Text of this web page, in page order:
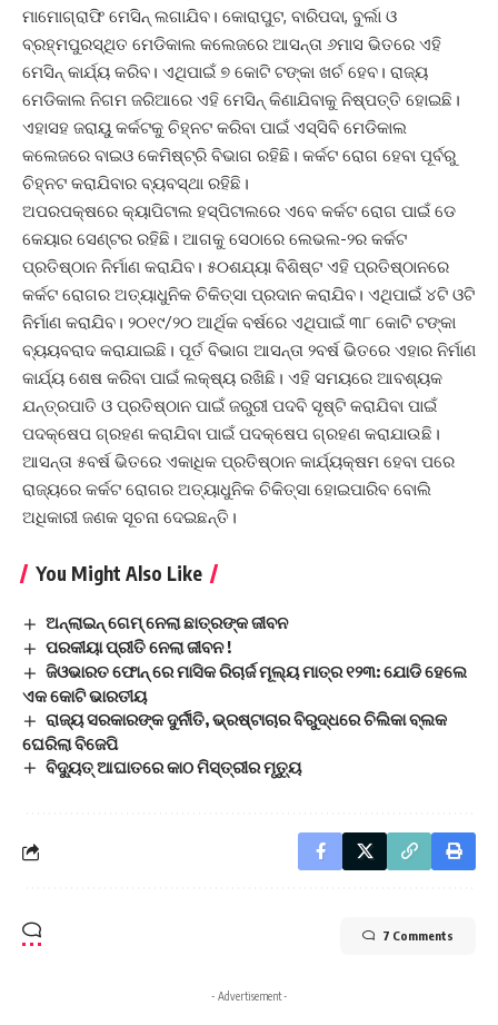
ମାମୋଗ୍ରାଫି ମେସିନ୍‌ ଲଗାଯିବ। କୋରାପୁଟ, ବାରିପଦା, ବୁର୍ଲା ଓ
ବ୍ରହ୍ମପୁରସ୍ଥିତ ମେଡିକାଲ କଲେଜରେ ଆସନ୍ତା ୬ମାସ ଭିତରେ ଏହି
ମେସିନ୍ କାର୍ଯ୍ୟ କରିବ। ଏଥିପାଇଁ ୭ କୋଟି ଟଙ୍କା ଖର୍ଚ ହେବ। ରାଜ୍ୟ
ମେଡିକାଲ ନିଗମ ଜରିଆରେ ଏହି ମେସିନ୍ କିଣାଯିବାକୁ ନିଷ୍ପତ୍ତି ହୋଇଛି।
ଏହାସହ ଜରାୟୁ କର୍କଟକୁ ଚିହ୍ନଟ କରିବା ପାଇଁ ଏସ୍‌ସିବି ମେଡିକାଲ
କଲେଜରେ ବାଇଓ କେମିଷ୍ଟ୍ରି ବିଭାଗ ରହିଛି। କର୍କଟ ରୋଗ ହେବା ପୂର୍ବରୁ
ଚିହ୍ନଟ କରାଯିବାର ବ୍ୟବସ୍ଥା ରହିଛି।
ଅପରପକ୍ଷରେ କ୍ୟାପିଟାଲ ହସ୍ପିଟାଲରେ ଏବେ କର୍କଟ ରୋଗ ପାଇଁ ଡେ
କେୟାର ସେଣ୍ଟର ରହିଛି। ଆଗକୁ ସେଠାରେ ଲେଭଲ-୨ର କର୍କଟ
ପ୍ରତିଷ୍ଠାନ ନିର୍ମାଣ କରାଯିବ। ୫୦ଶଯ୍ୟା ବିଶିଷ୍ଟ ଏହି ପ୍ରତିଷ୍ଠାନରେ
କର୍କଟ ରୋଗର ଅତ୍ୟାଧୁନିକ ଚିକିତ୍ସା ପ୍ରଦାନ କରାଯିବ। ଏଥିପାଇଁ ୪ଟି ଓଟି
ନିର୍ମାଣ କରାଯିବ। ୨୦୧୯/୨୦ ଆର୍ଥିକ ବର୍ଷରେ ଏଥିପାଇଁ ୩୮ କୋଟି ଟଙ୍କା
ବ୍ୟୟବରାଦ କରାଯାଇଛି। ପୂର୍ତ ବିଭାଗ ଆସନ୍ତା ୨ବର୍ଷ ଭିତରେ ଏହାର ନିର୍ମାଣ
କାର୍ଯ୍ୟ ଶେଷ କରିବା ପାଇଁ ଲକ୍ଷ୍ୟ ରଖିଛି। ଏହି ସମୟରେ ଆବଶ୍ୟକ
ଯନ୍ତ୍ରପାତି ଓ ପ୍ରତିଷ୍ଠାନ ପାଇଁ ଜରୁରୀ ପଦବି ସୃଷ୍ଟି କରାଯିବା ପାଇଁ
ପଦକ୍ଷେପ ଗ୍ରହଣ କରାଯିବା ପାଇଁ ପଦକ୍ଷେପ ଗ୍ରହଣ କରାଯାଉଛି।
ଆସନ୍ତା ୫ବର୍ଷ ଭିତରେ ଏକାଧିକ ପ୍ରତିଷ୍ଠାନ କାର୍ଯ୍ୟକ୍ଷମ ହେବା ପରେ
ରାଜ୍ୟରେ କର୍କଟ ରୋଗର ଅତ୍ୟାଧୁନିକ ଚିକିତ୍ସା ହୋଇପାରିବ ବୋଲି
ଅଧିକାରୀ ଜଣକ ସୂଚନା ଦେଇଛନ୍ତି।
You Might Also Like
ଅନ୍‌ଲାଇନ୍‌ ଗେମ୍‌ ନେଲା ଛାତ୍ରଙ୍କ ଜୀବନ
ପରକୀୟା ପ୍ରୀତି ନେଲା ଜୀବନ !
ଜିଓଭାରତ ଫୋନ୍ ରେ ମାସିକ ରିଚାର୍ଜ ମୂଲ୍ୟ ମାତ୍ର ୧୨୩: ଯୋଡି ହେଲେ
ଏକ କୋଟି ଭାରତୀୟ
ରାଜ୍ୟ ସରକାରଙ୍କ ଦୁର୍ନୀତି, ଭ୍ରଷ୍ଟାଚାର ବିରୁଦ୍ଧରେ ଚିଲିକା ବ୍ଲକ
ଘେରିଲା ବିଜେପି
ବିଦ୍ୟୁତ୍ ଆଘାତରେ କାଠ ମିସ୍ତ୍ରୀର ମୃତ୍ୟୁ
7 Comments
- Advertisement -